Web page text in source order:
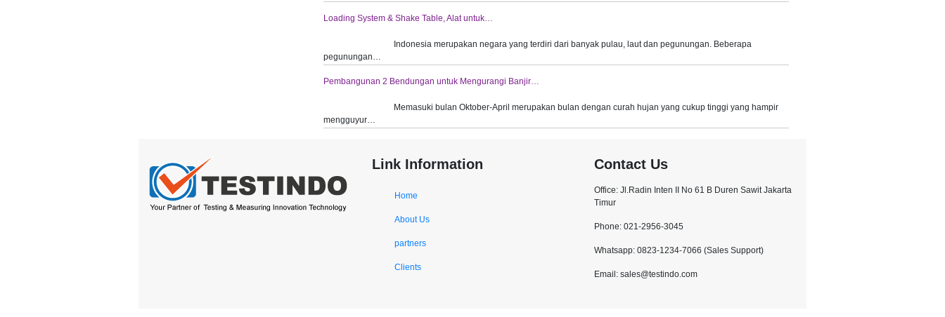
Loading System & Shake Table, Alat untuk…
Indonesia merupakan negara yang terdiri dari banyak pulau, laut dan pegunungan. Beberapa
pegunungan…
Pembangunan 2 Bendungan untuk Mengurangi Banjir…
Memasuki bulan Oktober-April merupakan bulan dengan curah hujan yang cukup tinggi yang hampir
mengguyur…
Link Information
Home
About Us
partners
Clients
Contact Us
Office: Jl.Radin Inten II No 61 B Duren Sawit Jakarta
Timur
Phone: 021-2956-3045
Whatsapp: 0823-1234-7066 (Sales Support)
Email: sales@testindo.com